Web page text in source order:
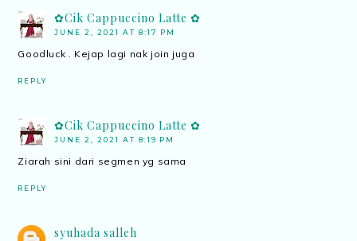
✿Cik Cappuccino Latte ✿
JUNE 2, 2021 AT 8:17 PM
Goodluck . Kejap lagi nak join juga
REPLY
✿Cik Cappuccino Latte ✿
JUNE 2, 2021 AT 8:19 PM
Ziarah sini dari segmen yg sama
REPLY
syuhada salleh